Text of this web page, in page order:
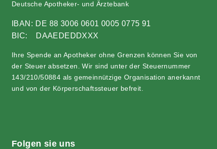
Deut­sche Apo­the­ker- und Ärztebank
IBAN: DE 88 3006 0601 0005 0775 91
BIC: DAAEDEDDXXX
Ihre Spen­de an Apo­the­ker ohne Gren­zen kön­nen Sie von
der Steu­er abset­zen. Wir sind unter der Steu­er­num­mer
143/210/50884 als gemein­nüt­zi­ge Orga­ni­sa­ti­on aner­kannt
und von der Kör­per­schafts­steu­er befreit.
Fol­gen sie uns